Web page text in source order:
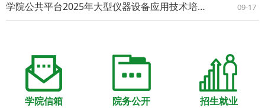
学院公共平台2025年大型仪器设备应用技术培训（第8期） ——日立钨灯丝扫描电镜(S-3400N)原理与应用 09-17
学院信箱 院务公开 招生就业